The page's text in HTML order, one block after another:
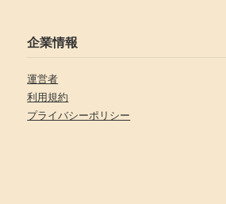
企業情報
運営者
利用規約
プライバシーポリシー